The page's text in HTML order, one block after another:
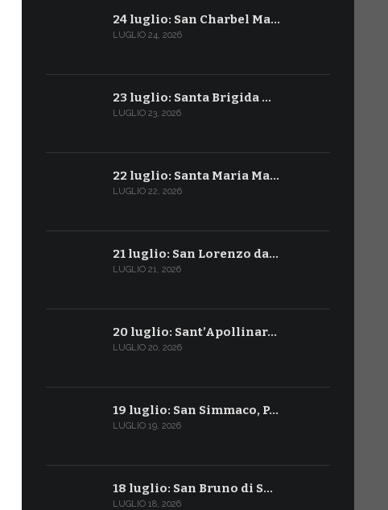
24 luglio: San Charbel Ma…
LUGLIO 24, 2026
23 luglio: Santa Brigida …
LUGLIO 23, 2026
22 luglio: Santa Maria Ma…
LUGLIO 22, 2026
21 luglio: San Lorenzo da…
LUGLIO 21, 2026
20 luglio: Sant’Apollinar…
LUGLIO 20, 2026
19 luglio: San Simmaco, P…
LUGLIO 19, 2026
18 luglio: San Bruno di S…
LUGLIO 18, 2026